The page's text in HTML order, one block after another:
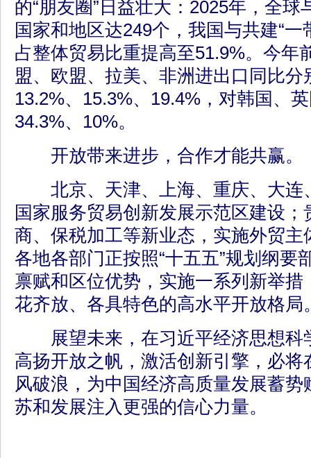
的“朋友圈”日益壮大：2025年，全
国家和地区达249个，我国与共建“一
占整体贸易比重提高至51.9%。今年
盟、欧盟、拉美、非洲进出口同比分
13.2%、15.3%、19.4%，对韩国、
34.3%、10%。
开放带来进步，合作才能共赢。
北京、天津、上海、重庆、大连
国家服务贸易创新发展示范区建设
商、保税加工等新业态，实施外贸
各地各部门正按照“十五五”规划纲要
禀赋和区位优势，实施一系列新举
花齐放、各具特色的高水平开放格局
展望未来，在习近平经济思想科
高扬开放之帆，激活创新引擎，必
风破浪，为中国经济高质量发展蓄
苏和发展注入更强的信心力量。